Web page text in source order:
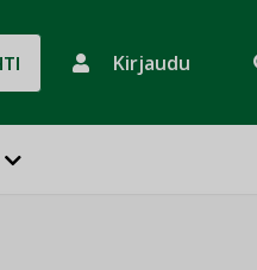
Kirjaudu